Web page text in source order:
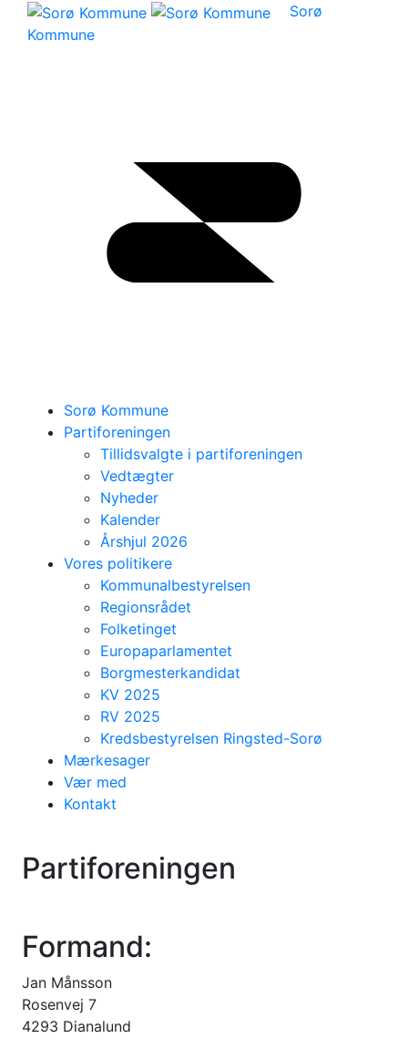
Sorø
Kommune
Sorø Kommune
Partiforeningen
Tillidsvalgte i partiforeningen
Vedtægter
Nyheder
Kalender
Årshjul 2026
Vores politikere
Kommunalbestyrelsen
Regionsrådet
Folketinget
Europaparlamentet
Borgmesterkandidat
KV 2025
RV 2025
Kredsbestyrelsen Ringsted-Sorø
Mærkesager
Vær med
Kontakt
Partiforeningen
Partiforeningen
Formand:
Jan Månsson
Rosenvej 7
4293 Dianalund